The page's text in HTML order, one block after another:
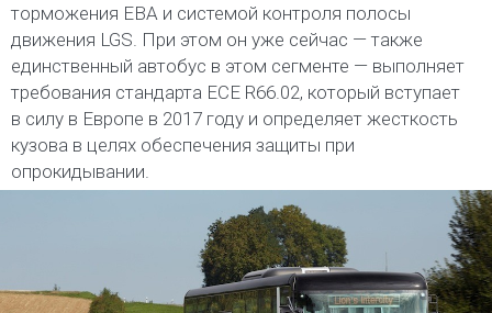
торможения EBA и системой контроля полосы
движения LGS. При этом он уже сейчас — также
единственный автобус в этом сегменте — выполняет
требования стандарта ECE R66.02, который вступает
в силу в Европе в 2017 году и определяет жесткость
кузова в целях обеспечения защиты при
опрокидывании.